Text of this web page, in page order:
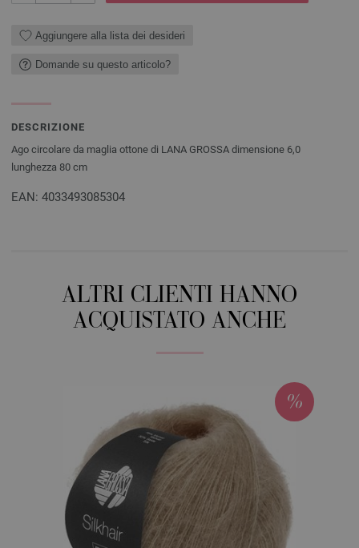
Aggiungere alla lista dei desideri
Domande su questo articolo?
DESCRIZIONE
Ago circolare da maglia ottone di LANA GROSSA dimensione 6,0
lunghezza 80 cm
EAN: 4033493085304
ALTRI CLIENTI HANNO
ACQUISTATO ANCHE